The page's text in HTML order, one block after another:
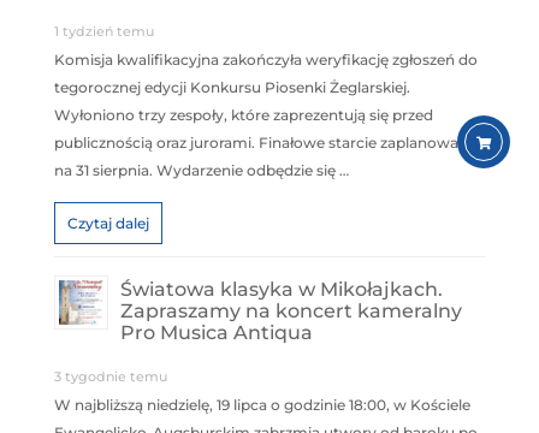
1 tydzień temu
Komisja kwalifikacyjna zakończyła weryfikację zgłoszeń do
tegorocznej edycji Konkursu Piosenki Żeglarskiej.
Wyłoniono trzy zespoły, które zaprezentują się przed
publicznością oraz jurorami. Finałowe starcie zaplanowano
na 31 sierpnia. Wydarzenie odbędzie się …
Czytaj dalej
Światowa klasyka w Mikołajkach.
Zapraszamy na koncert kameralny
Pro Musica Antiqua
3 tygodnie temu
W najbliższą niedzielę, 19 lipca o godzinie 18:00, w Kościele